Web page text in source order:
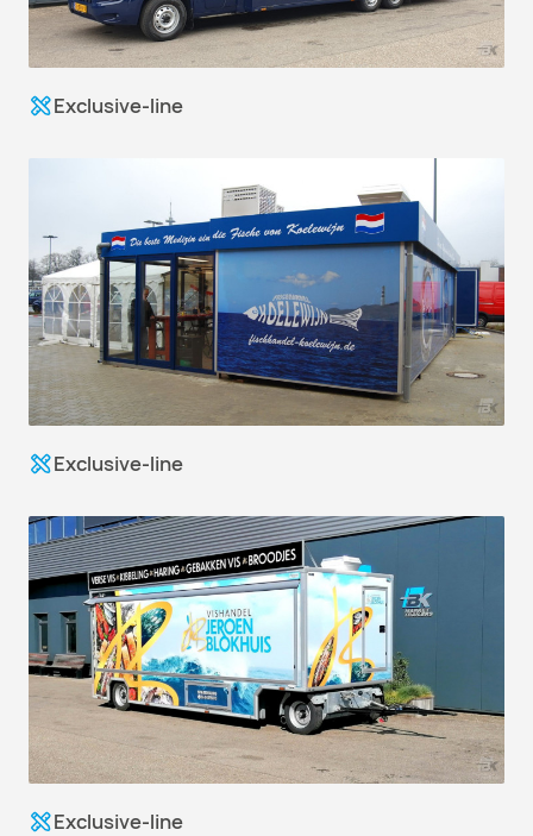
Exclusive-line
Exclusive-line
Exclusive-line